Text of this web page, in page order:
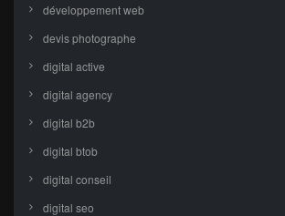
développement web
devis photographe
digital active
digital agency
digital b2b
digital btob
digital conseil
digital seo